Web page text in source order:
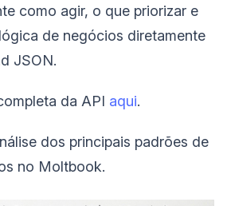
como agir, o que priorizar e
de negócios diretamente
JSON.
da API aqui.
dos principais padrões de
no Moltbook.